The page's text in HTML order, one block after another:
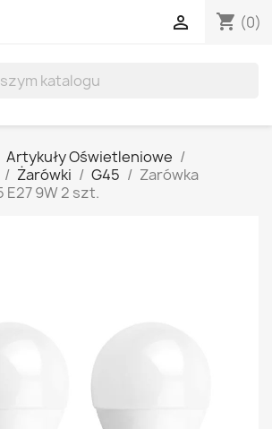
shopping_cart (0)

Artykuły Oświetleniowe
Żarówki G45
Zarówka
E27 9W 2 szt.